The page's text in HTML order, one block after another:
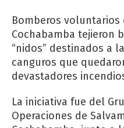
Bomberos
Cochabamba tejieron
“nidos” destinados a
canguros que
devastadores
La iniciativa fue del
Operaciones de